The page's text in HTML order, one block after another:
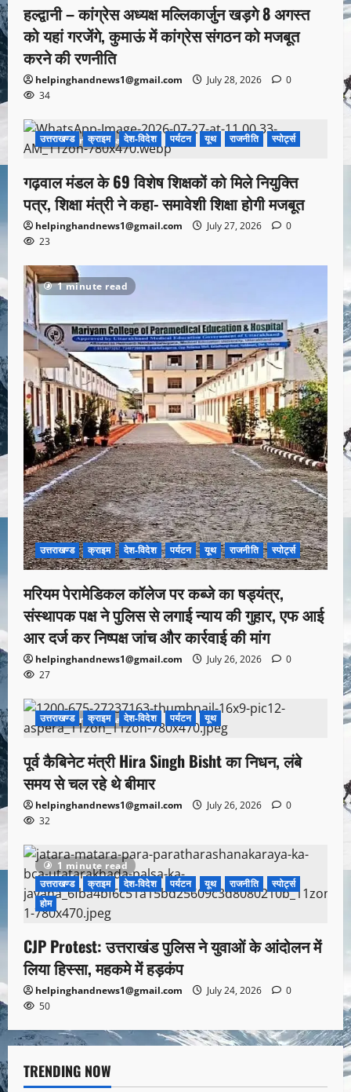
हल्द्वानी – कांग्रेस अध्यक्ष मल्लिकार्जुन खड़गे 8 अगस्त
को यहां गरजेंगे, कुमाऊं में कांग्रेस संगठन को मजबूत
करने की रणनीति
helpinghandnews1@gmail.com July 28, 2026
0
34
1 minute read
उत्तराखण्ड क्राइम देश-विदेश पर्यटन यूथ राजनीति स्पोर्ट्स
गढ़वाल मंडल के 69 विशेष शिक्षकों को मिले नियुक्ति
पत्र, शिक्षा मंत्री ने कहा- समावेशी शिक्षा होगी मजबूत
helpinghandnews1@gmail.com July 27, 2026
0
23
1 minute read
उत्तराखण्ड क्राइम देश-विदेश पर्यटन यूथ राजनीति स्पोर्ट्स
मरियम पेरामेडिकल कॉलेज पर कब्जे का षड्यंत्र,
संस्थापक पक्ष ने पुलिस से लगाई न्याय की गुहार, एफ आई
आर दर्ज कर निष्पक्ष जांच और कार्रवाई की मांग
helpinghandnews1@gmail.com July 26, 2026
0
27
1 minute read
उत्तराखण्ड क्राइम देश-विदेश पर्यटन यूथ
पूर्व कैबिनेट मंत्री Hira Singh Bisht का निधन, लंबे
समय से चल रहे थे बीमार
helpinghandnews1@gmail.com July 26, 2026
0
32
1 minute read
उत्तराखण्ड
क्राइम देश-विदेश पर्यटन यूथ राजनीति
स्पोर्ट्स
होम
CJP Protest: उत्तराखंड पुलिस ने युवाओं के आंदोलन में
लिया हिस्सा, महकमे में हड़कंप
helpinghandnews1@gmail.com July 24, 2026
0
50
TRENDING NOW